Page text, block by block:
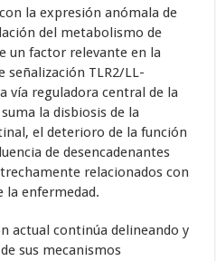
la expresión anómala de
del metabolismo de
un factor relevante en la
señalización TLR2/LL-
vía reguladora central de la
la disbiosis de la
el deterioro de la función
de desencadenantes
relacionados con
la enfermedad.
actual continúa delineando y
sus mecanismos